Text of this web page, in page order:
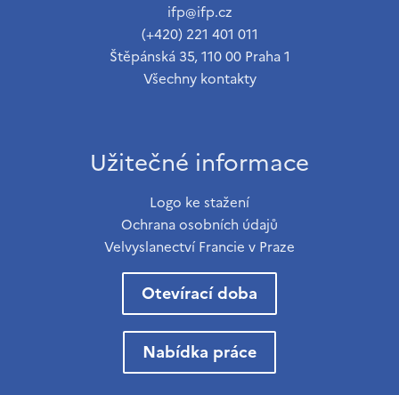
ifp@ifp.cz
(+420) 221 401 011
Štěpánská 35, 110 00 Praha 1
Všechny kontakty
Užitečné informace
Logo ke stažení
Ochrana osobních údajů
Velvyslanectví Francie v Praze
Otevírací doba
Nabídka práce